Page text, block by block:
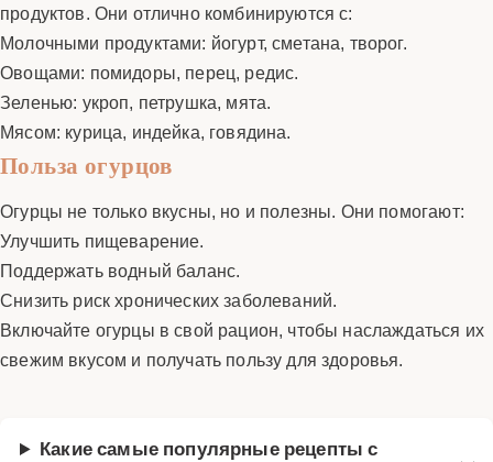
продуктов. Они отлично комбинируются с:
Молочными продуктами: йогурт, сметана, творог.
Овощами: помидоры, перец, редис.
Зеленью: укроп, петрушка, мята.
Мясом: курица, индейка, говядина.
Польза огурцов
Огурцы не только вкусны, но и полезны. Они помогают:
Улучшить пищеварение.
Поддержать водный баланс.
Снизить риск хронических заболеваний.
Включайте огурцы в свой рацион, чтобы наслаждаться их
свежим вкусом и получать пользу для здоровья.
Какие самые популярные рецепты с